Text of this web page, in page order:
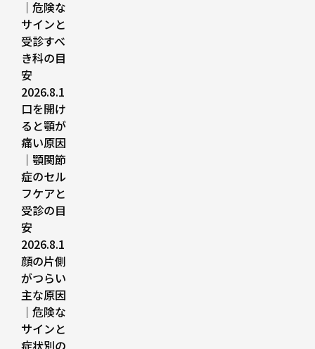
｜危険な
サインと
受診すべ
き科の目
安
2026.8.1
口を開け
ると顎が
痛い原因
｜顎関節
症のセル
フケアと
受診の目
安
2026.8.1
顔の片側
がつらい
主な原因
｜危険な
サインと
症状別の